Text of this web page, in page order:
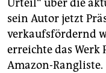
Urteil“ über die
sein Autor jetzt
verkaufsfördernd
erreichte das Werk
Amazon-Rangliste.